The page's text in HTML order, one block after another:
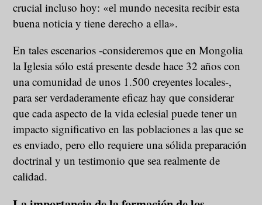
crucial incluso hoy: «el mundo necesita recibir esta
buena noticia y tiene derecho a ella».
En tales escenarios -consideremos que en Mongolia
la Iglesia sólo está presente desde hace 32 años con
una comunidad de unos 1.500 creyentes locales-,
para ser verdaderamente eficaz hay que considerar
que cada aspecto de la vida eclesial puede tener un
impacto significativo en las poblaciones a las que se
es enviado, pero ello requiere una sólida preparación
doctrinal y un testimonio que sea realmente de
calidad.